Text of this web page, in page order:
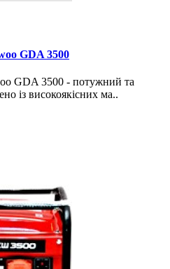
GDA 3500
GDA 3500 - потужний та
із високоякісних ма..